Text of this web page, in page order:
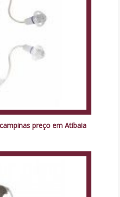
preço em Atibaia